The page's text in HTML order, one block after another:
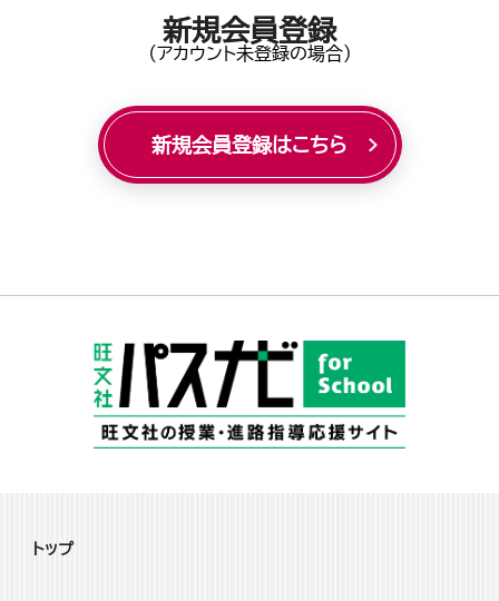
新規会員登録
(アカウント未登録の場合)
新規会員登録はこちら
トップ